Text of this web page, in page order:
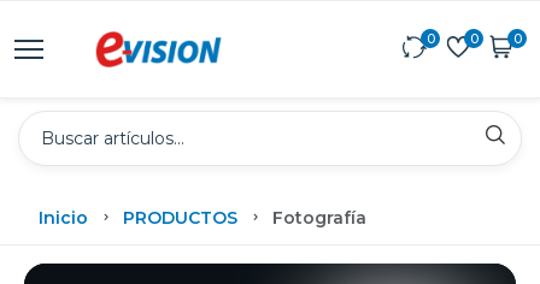
0 0 0
Inicio PRODUCTOS Fotografía